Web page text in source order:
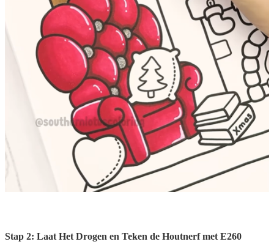
Stap 2: Laat Het Drogen en Teken de Houtnerf met E260